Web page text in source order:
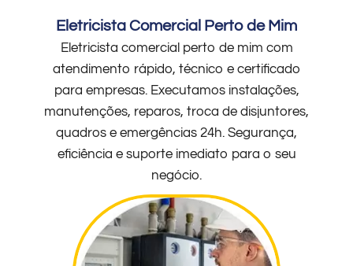
Eletricista Comercial Perto de Mim
Eletricista comercial perto de mim com
atendimento rápido, técnico e certificado
para empresas. Executamos instalações,
manutenções, reparos, troca de disjuntores,
quadros e emergências 24h. Segurança,
eficiência e suporte imediato para o seu
negócio.